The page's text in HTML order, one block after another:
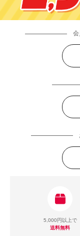
会
5,000円以上で
送料無料